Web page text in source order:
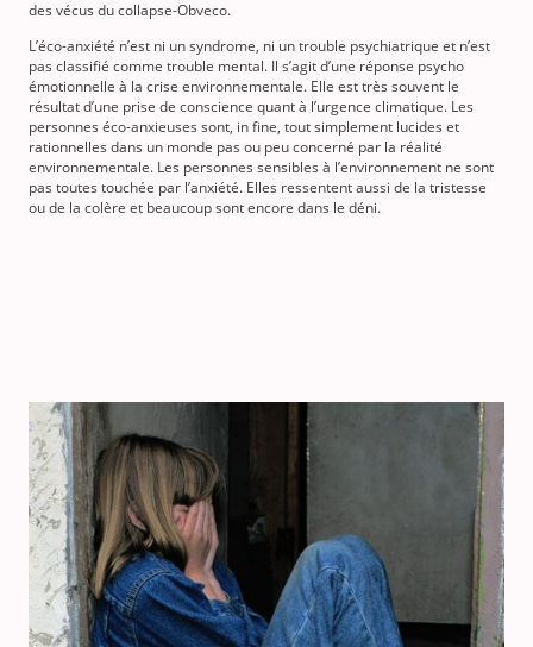
des vécus du collapse-Obveco.
L’éco-anxiété n’est ni un syndrome, ni un trouble psychiatrique et n’est
pas classifié comme trouble mental. Il s’agit d’une réponse psycho
émotionnelle à la crise environnementale. Elle est très souvent le
résultat d’une prise de conscience quant à l’urgence climatique. Les
personnes éco-anxieuses sont, in fine, tout simplement lucides et
rationnelles dans un monde pas ou peu concerné par la réalité
environnementale. Les personnes sensibles à l’environnement ne sont
pas toutes touchée par l’anxiété. Elles ressentent aussi de la tristesse
ou de la colère et beaucoup sont encore dans le déni.